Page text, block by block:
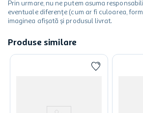
Prin urmare, nu ne putem asuma
eventuale diferențe (cum ar fi culoarea,
imaginea afișată și produsul livrat.
Produse similare